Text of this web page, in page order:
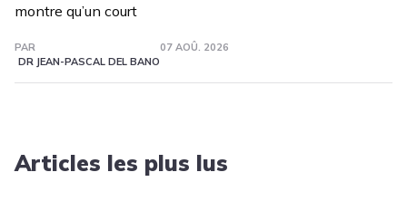
montre qu’un court
PAR
DR JEAN-PASCAL DEL BANO
07 AOÛ. 2026
Articles les plus lus